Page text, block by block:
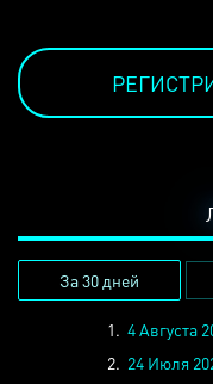
За 30 дней
1. 4 Августа
2. 24 Июля